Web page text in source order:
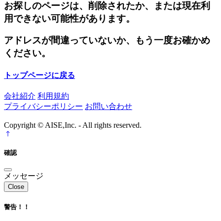
お探しのページは、削除されたか、または現在利
用できない可能性があります。
アドレスが間違っていないか、もう一度お確かめ
ください。
トップページに戻る
会社紹介 利用規約
プライバシーポリシー お問い合わせ
Copyright © AISE,Inc. - All rights reserved.
確認
メッセージ
Close
警告！！